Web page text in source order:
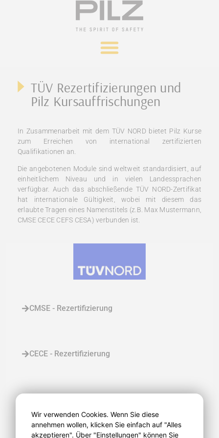
TÜV Rezertifizierungen und
Pilz Kursauffrischungen
In Zusammenarbeit mit dem TÜV NORD bietet Pilz Kurse
zum Erreichen von international zertifizierten
Qualifikationen an.
Die angebotenen Module sind weltweit standardisiert, auf
einheitlichem Niveau und in vielen Landessprachen
verfügbar. Auch das abschließende TÜV NORD-Zertifikat
hat internationale Gültigkeit, wobei mit diesem das
erlaubte Tragen eines Namenstitels (z.B. Max Mustermann,
CMSE CECE CEFS CESA) verbunden ist.
CMSE - Rezertifizierung
CECE - Rezertifizierung
Wir verwenden Cookies. Wenn Sie diese
annehmen wollen, klicken Sie einfach auf "Alles
akzeptieren". Über "Einstellungen" können Sie